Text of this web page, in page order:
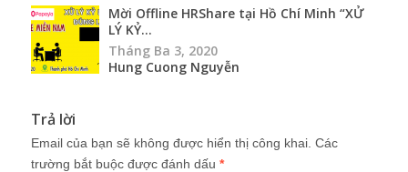
Mời Offline HRShare tại Hồ Chí Minh “XỬ
LÝ KỶ...
Tháng Ba 3, 2020
Hung Cuong Nguyễn
Trả lời
Email của bạn sẽ không được hiển thị công khai. Các
trường bắt buộc được đánh dấu *